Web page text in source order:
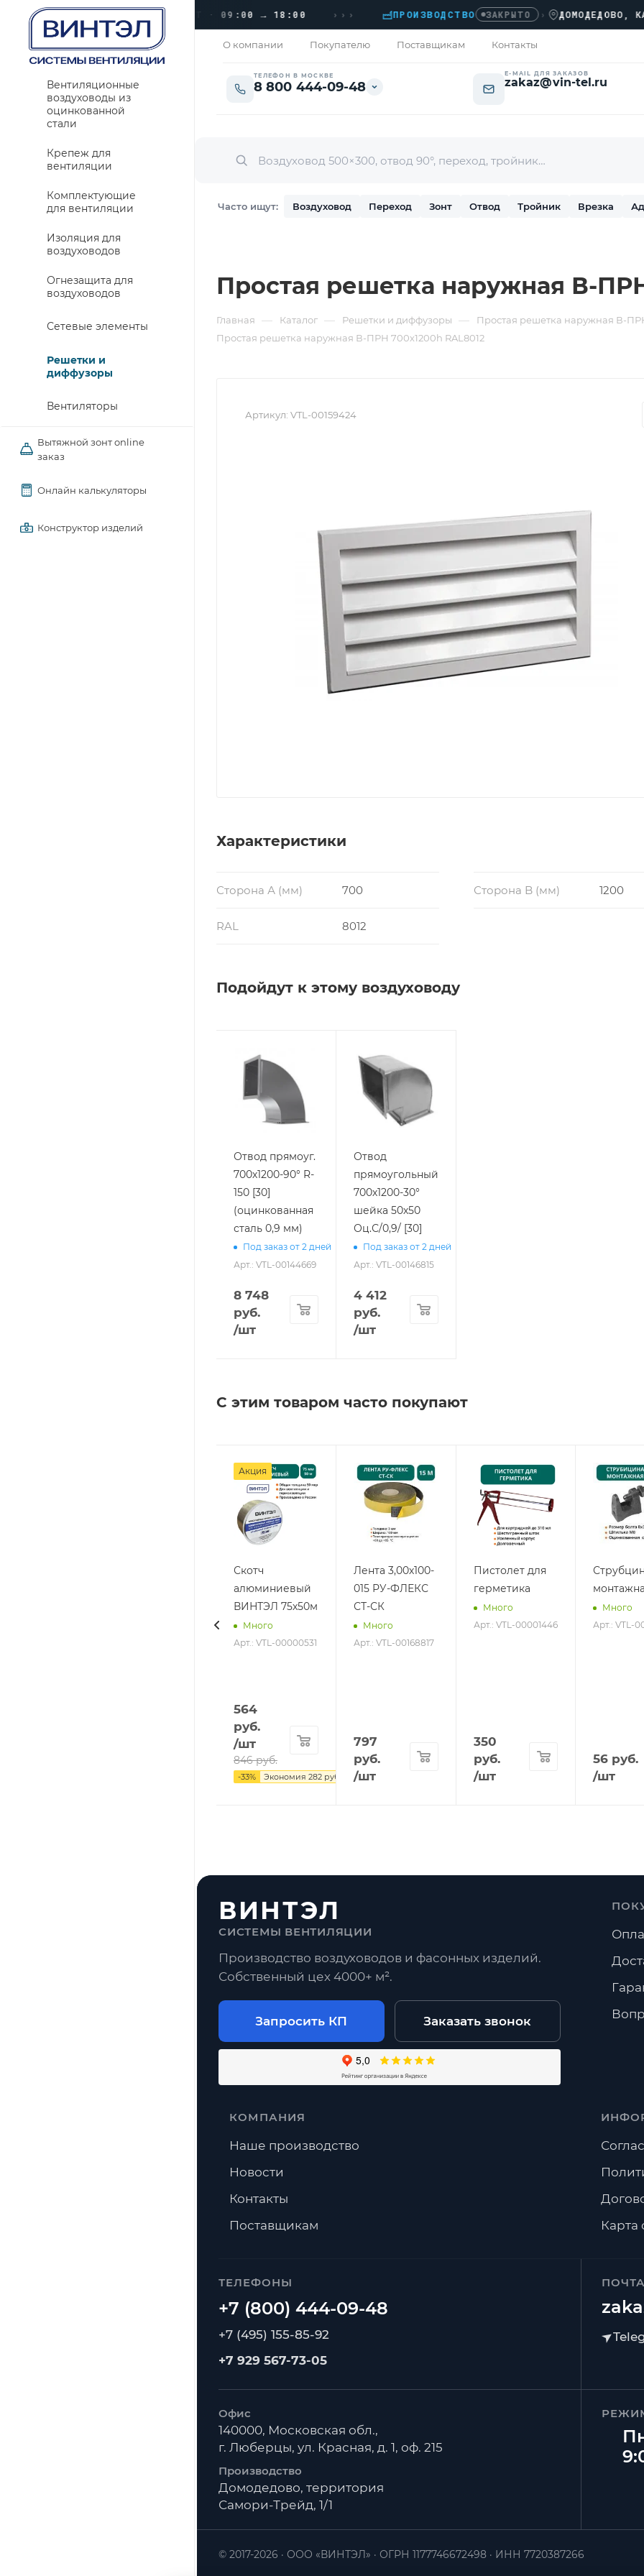
УЛ. КРАСНАЯ 1› ПН–ПТ · 09:00 → 18:00 ПРОИЗВОДСТВО ЗАКРЫТО › ДОМОДЕДОВО,
О компании Покупателю Поставщикам Контакты
ТЕЛЕФОН В МОСКВЕ
8 800 444-09-48
E-MAIL ДЛЯ ЗАКАЗОВ
zakaz@vin-tel.ru
Часто ищут: Воздуховод Переход Зонт Отвод Тройник Врезка
Вентиляционные
воздуховоды из
оцинкованной
стали
Крепеж для
вентиляции
Комплектующие
для вентиляции
Изоляция для
воздуховодов
Огнезащита для
воздуховодов
Сетевые элементы
Решетки и
диффузоры
Вентиляторы
Вытяжной зонт online
заказ
Онлайн калькуляторы
Конструктор изделий
Простая решетка наружная В-
Главная — Каталог — Решетки и диффузоры — Простая решетка наружная В-
Простая решетка наружная В-ПРН 700х1200h RAL8012
Артикул: VTL-00159424
Характеристики
Сторона А (мм) 700 Сторона B (мм) 1200
RAL 8012
Подойдут к этому воздуховоду
Отвод прямоуг.
700х1200-90° R-
150 [30]
(оцинкованная
сталь 0,9 мм)
Под заказ от 2 дней
Арт.: VTL-00144669
8 748
руб.
/шт
Отвод
прямоугольный
700х1200-30°
шейка 50х50
Оц.С/0,9/ [30]
Под заказ от 2 дней
Арт.: VTL-00146815
4 412
руб.
/шт
С этим товаром часто покупают
Акция
Скотч
алюминиевый
ВИНТЭЛ 75х50м
Много
Арт.: VTL-00000531
564
руб.
/шт
846руб.
-33% Экономия 282 руб.
Лента 3,00х100-
015 РУ-ФЛЕКС
СТ-СК
Много
Арт.: VTL-00168817
797
руб.
/шт
Пистолет для
герметика
Много
Арт.: VTL-00001446
350
руб.
/шт
Много
Арт.: VTL-
56 руб.
/шт
ВИНТЭЛ
СИСТЕМЫ ВЕНТИЛЯЦИИ
Производство воздуховодов и фасонных изделий.
Собственный цех 4000+ м².
Запросить КП Заказать звонок
ТЕЛЕФОНЫ
+7 (495) 155-85-92
+7 929 567-73-05
ПОЧТА
Офис
140000, Московская обл.,
г. Люберцы, ул. Красная, д. 1, оф. 215
Производство
Домодедово, территория
Самори-Трейд, 1/1
КОМПАНИЯ
Наше производство
Новости
Контакты
Поставщикам
Карта
ООО «ВИНТЭЛ» ОГРН 1177746672498 ИНН 7720387266
© 2017-2026